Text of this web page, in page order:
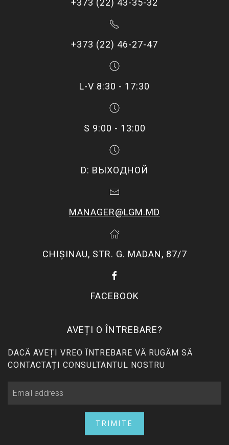
+373 (22) 43-35-32
+373 (22) 46-27-47
L-V 8:30 - 17:30
S 9:00 - 13:00
D: ВЫХОДНОЙ
MANAGER@LGM.MD
CHIŞINAU, STR. G. MADAN, 87/7
FACEBOOK
AVEȚI O ÎNTREBARE?
DACĂ AVEȚI VREO ÎNTREBARE VĂ RUGĂM SĂ
CONTACTAȚI CONSULTANTUL NOSTRU
TRIMITE